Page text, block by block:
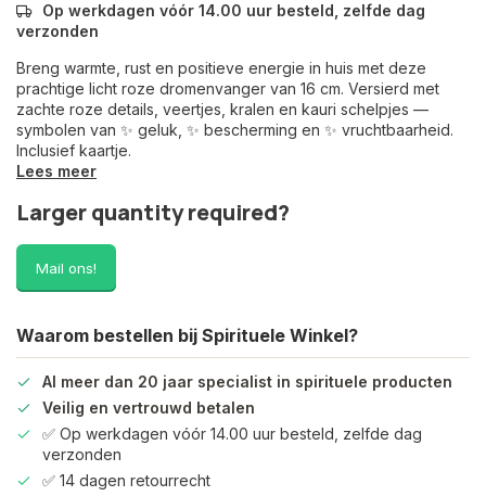
Op werkdagen vóór 14.00 uur besteld, zelfde dag
verzonden
Breng warmte, rust en positieve energie in huis met deze
prachtige licht roze dromenvanger van 16 cm. Versierd met
zachte roze details, veertjes, kralen en kauri schelpjes —
symbolen van ✨ geluk, ✨ bescherming en ✨ vruchtbaarheid.
Inclusief kaartje.
Lees meer
Larger quantity required?
Mail ons!
Waarom bestellen bij Spirituele Winkel?
Al meer dan 20 jaar specialist in spirituele producten
Veilig en vertrouwd betalen
✅ Op werkdagen vóór 14.00 uur besteld, zelfde dag
verzonden
✅ 14 dagen retourrecht